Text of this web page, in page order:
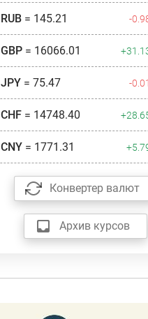
RUB= 145.21 -
GBP= 16066.01
JPY= 75.47 -0.01
CHF= 14748.40
CNY= 1771.31
Конвертер валют
Архив курсов